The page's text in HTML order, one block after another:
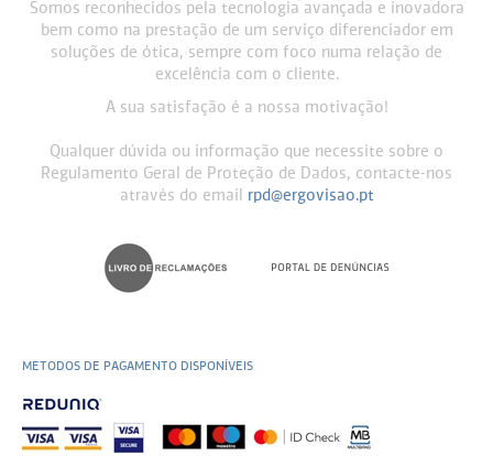
Somos reconhecidos pela tecnologia avançada e inovadora
bem como na prestação de um serviço diferenciador em
soluções de ótica, sempre com foco numa relação de
excelência com o cliente.
A sua satisfação é a nossa motivação!
Qualquer dúvida ou informação que necessite sobre o
Regulamento Geral de Proteção de Dados, contacte-nos
através do email
rpd@ergovisao.pt
METODOS DE PAGAMENTO DISPONÍVEIS